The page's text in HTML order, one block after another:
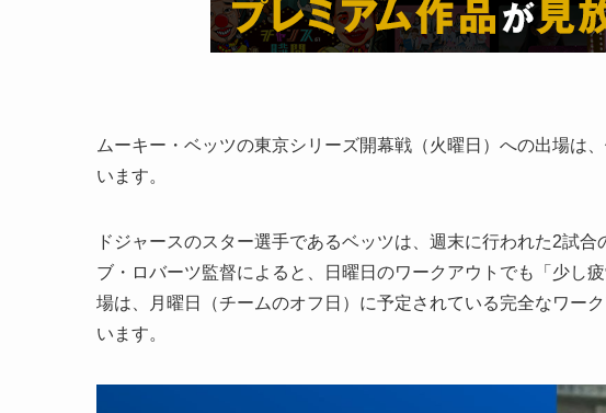
ムーキー・ベッツの東京シリーズ開幕戦（火曜日）への出場は
います。
ドジャースのスター選手であるベッツは、週末に行われた2試
ブ・ロバーツ監督によると、日曜日のワークアウトでも「少し
場は、月曜日（チームのオフ日）に予定されている完全なワー
います。